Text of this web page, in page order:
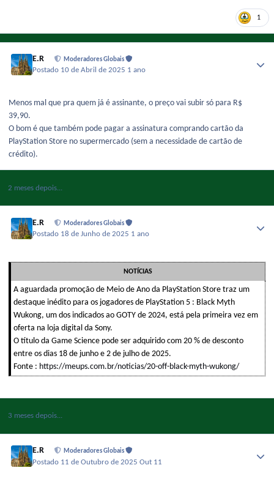
1
E.R Moderadores Globais
Postado 10 de Abril de 2025 1 ano
Menos mal que pra quem já é assinante, o preço vai subir só para R$
39,90.
O bom é que também pode pagar a assinatura comprando cartão da
PlayStation Store no supermercado (sem a necessidade de cartão de
crédito).
2 meses depois...
E.R Moderadores Globais
Postado 18 de Junho de 2025 1 ano
NOTÍCIAS
A aguardada promoção de Meio de Ano da PlayStation Store traz um
destaque inédito para os jogadores de PlayStation 5 : Black Myth
Wukong, um dos indicados ao GOTY de 2024, está pela primeira vez em
oferta na loja digital da Sony.
O título da Game Science pode ser adquirido com 20 % de desconto
entre os dias 18 de junho e 2 de julho de 2025.
Fonte : https://meups.com.br/noticias/20-off-black-myth-wukong/
3 meses depois...
E.R Moderadores Globais
Postado 11 de Outubro de 2025Out 11